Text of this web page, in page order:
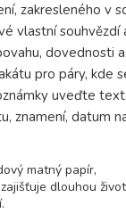
zakresleného v
vlastní souhvězdí
dovednosti
pro páry, kde
uveďte
znamení, datum
matný papír,
dlouhou